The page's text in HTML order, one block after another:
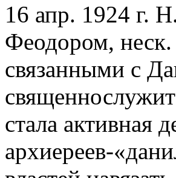
16 апр. 1924 г.
Феодором,
связанными с
стала активная
архиереев-